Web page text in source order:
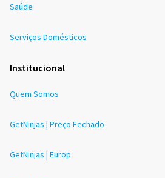
Saúde
Serviços Domésticos
Institucional
Quem Somos
GetNinjas | Preço Fechado
GetNinjas | Europ